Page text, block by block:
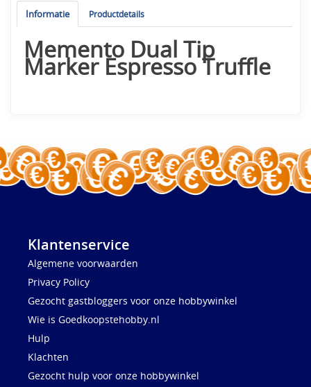
Informatie Productdetails
Memento Dual Tip
Marker Espresso Truffle
Klantenservice
Algemene voorwaarden
Privacy Policy
Gezocht gastbloggers voor onze hobbywinkel
Wie is Goedkoopstehobby.nl
Hulp
Klachten
Gezocht hulp voor onze hobbywinkel